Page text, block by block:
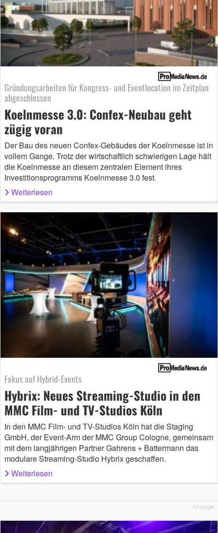
Gründungsarbeiten für Kongress- und Eventlocation im Zeitplan
abgeschlossen
Koelnmesse 3.0: Confex-Neubau geht
zügig voran
Der Bau des neuen Confex-Gebäudes der Koelnmesse ist in
vollem Gange. Trotz der wirtschaftlich schwierigen Lage hält
die Koelnmesse an diesem zentralen Element ihres
Investitionsprogramms Koelnmesse 3.0 fest.
Weiterlesen
Fokus auf Hybrid-Events
Hybrix: Neues Streaming-Studio in den
MMC Film- und TV-Studios Köln
In den MMC Film- und TV-Studios Köln hat die Staging
GmbH, der Event-Arm der MMC Group Cologne, gemeinsam
mit dem langjährigen Partner Gahrens + Battermann das
modulare Streaming-Studio Hybrix geschaffen.
Weiterlesen
Anzeige